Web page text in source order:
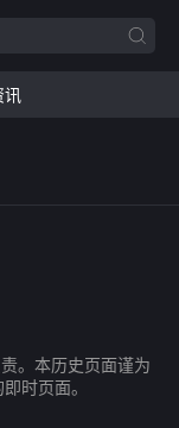
讯
。本历史页面谨为
时页面。